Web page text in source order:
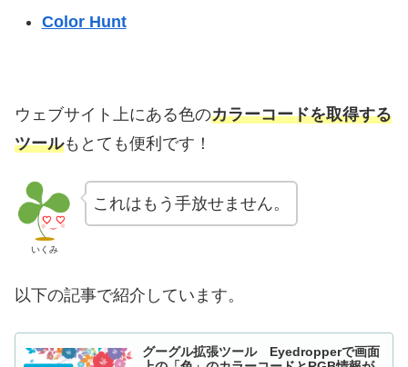
Color Hunt
ウェブサイト上にある色のカラーコードを取得する
ツールもとても便利です！
いくみ
これはもう手放せません。
以下の記事で紹介しています。
グーグル拡張ツール Eyedropperで画面